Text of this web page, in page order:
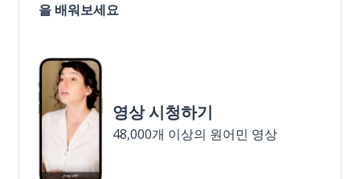
을 배워보세요
영상 시청하기
48,000개 이상의 원어민 영상